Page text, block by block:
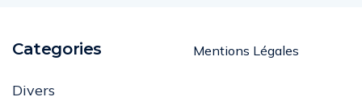
Categories
Divers
Mentions Légales